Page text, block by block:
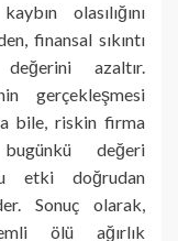
olasılığını
finansal sıkıntı
azaltır.
gerçekleşmesi
bile, riskin firma
değeri
etki doğrudan
Sonuç olarak,
ölü ağırlık